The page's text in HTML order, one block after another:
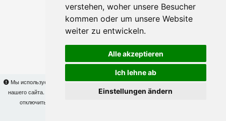
verstehen, woher unsere Besucher
kommen oder um unsere Website
weiter zu entwickeln.
Alle akzeptieren
Ich lehne ab
Einstellungen ändern
Мы используем cookies для того, чтобы Вы могли использовать весь функционал
нашего сайта. На
Вы сможете узнать подробности и, при желании,
отключить использование cookies. Продолжая пользоваться сайтом, Вы